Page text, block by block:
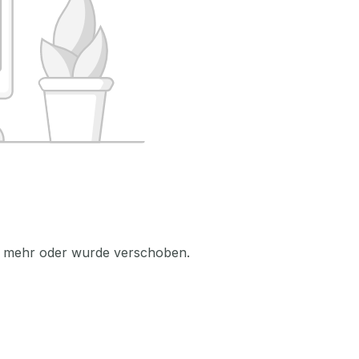
oder wurde verschoben.